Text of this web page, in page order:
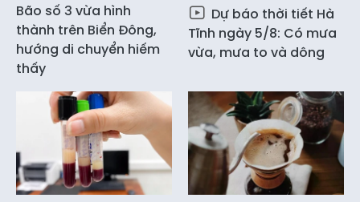
Bão số 3 vừa hình
thành trên Biển Đông,
hướng di chuyển hiếm
thấy
Dự báo thời tiết Hà
Tĩnh ngày 5/8: Có mưa
vừa, mưa to và dông